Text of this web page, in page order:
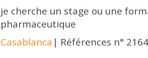
je cherche un stage ou une
pharmaceutique
Casablanca | Références n°